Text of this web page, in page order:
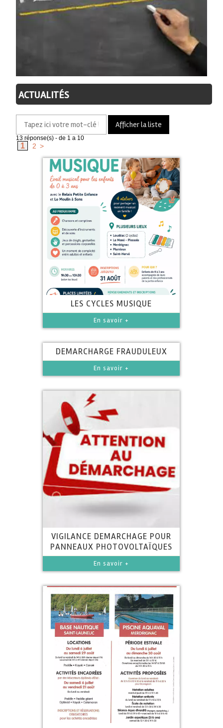
ACTUALITÉS
13 réponse(s) - de 1 a 10
1 2 >
LES CYCLES MUSIQUE
En savoir +
DEMARCHARGE FRAUDULEUX
En savoir +
VIGILANCE DEMARCHAGE POUR
PANNEAUX PHOTOVOLTAÏQUES
En savoir +